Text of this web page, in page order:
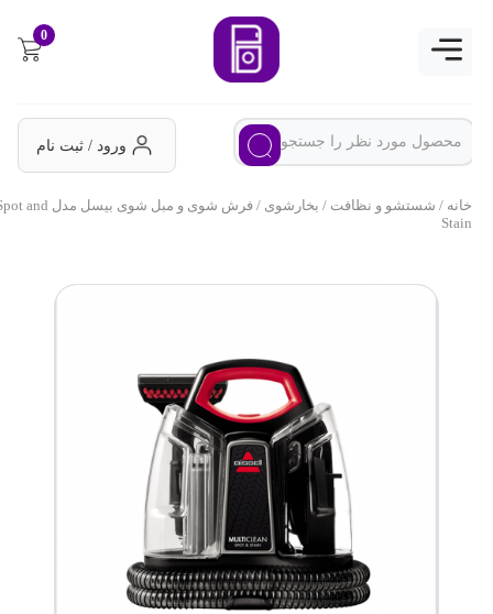
ورود / ثبت نام
خانه/شستشو و نظافت/بخارشوی
/ فرش شوی و مبل شوی بیسل مدل Spot and
Stain